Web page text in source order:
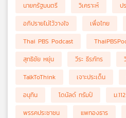
นายกรัฐมนตรี
วิเคราะห์
ป
อภิปรายไม่ไว้วางใจ
เพื่อไทย
Thai PBS Podcast
สุทธิชัย หยุ่น
วีระ ธีรภัทร
TalkToThink
เจาะประเด็น
อนุทิน
โดนัลด์ ทรัมป์ ม.112
พรรคประชาชน
แพทองธาร